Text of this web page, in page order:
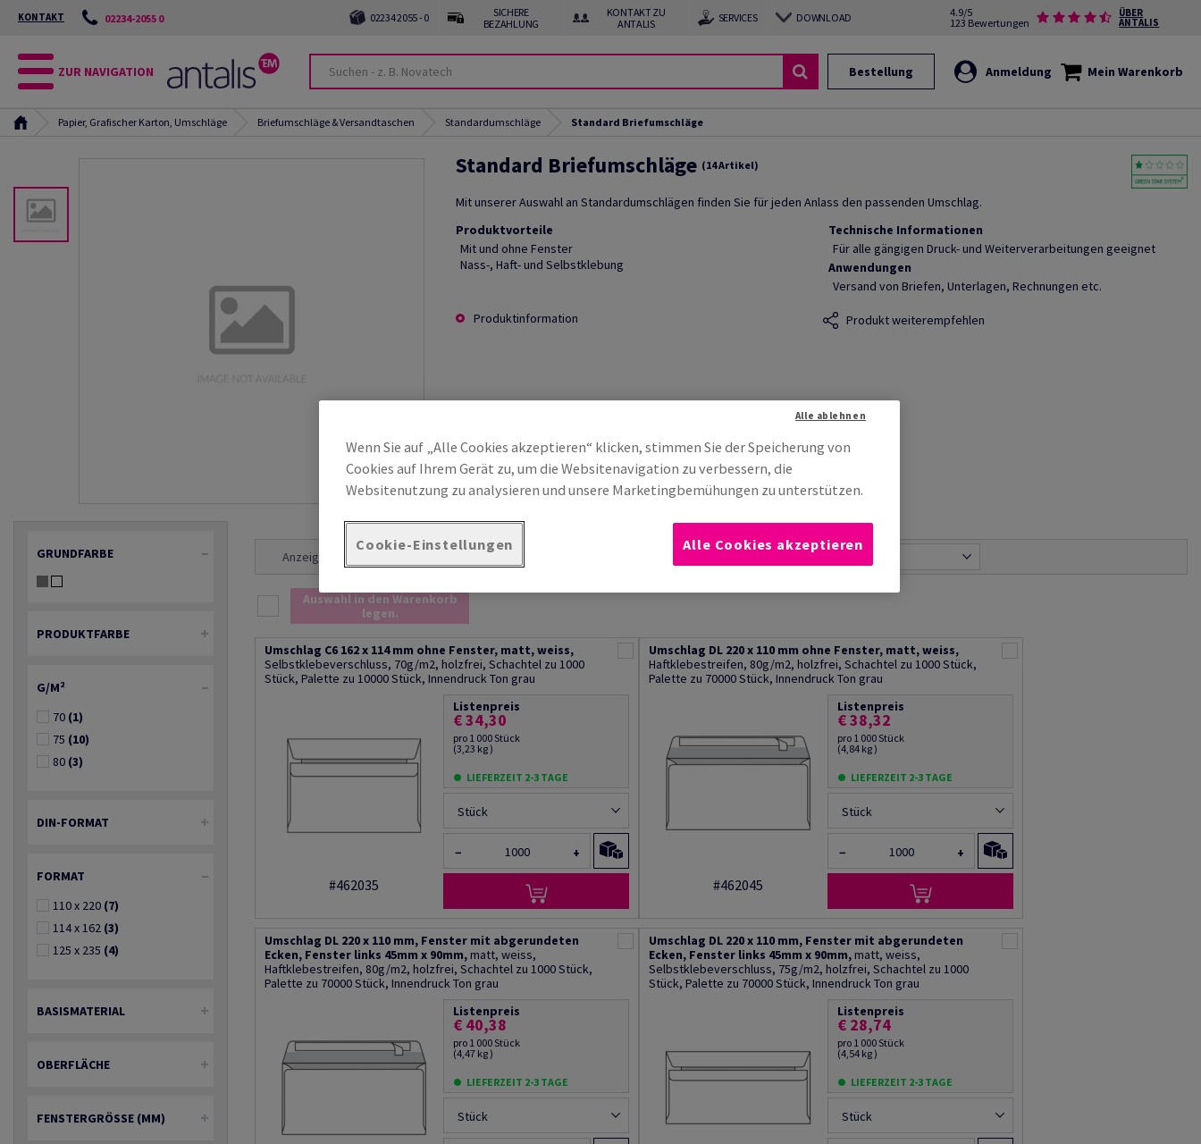
KONTAKT 02234-2055 0 02234 2055 - 0
SICHERE
BEZAHLUNG
KONTAKT ZU
ANTALIS
SERVICES DOWNLOAD
4.9/5
123 Bewertungen
ÜBER
ANTALIS
ZUR NAVIGATION Bestellung Anmeldung Mein Warenkorb
Papier, Grafischer Karton, Umschläge Briefumschläge & Versandtaschen Standardumschläge Standard Briefumschläge
Standard Briefumschläge (14 Artikel)
Mit unserer Auswahl an Standardumschlägen finden Sie für jeden Anlass den passenden Umschlag.
Produktvorteile
Mit und ohne Fenster
Nass-, Haft- und Selbstklebung
Technische Informationen
Für alle gängigen Druck- und Weiterverarbeitungen geeignet
Anwendungen
Versand von Briefen, Unterlagen, Rechnungen etc.
Produktinformation
Produkt weiterempfehlen
GRUNDFARBE
PRODUKTFARBE
G/M²
70 (1)
75 (10)
80 (3)
DIN-FORMAT
FORMAT
110 x 220 (7)
114 x 162 (3)
125 x 235 (4)
BASISMATERIAL
OBERFLÄCHE
FENSTERGRÖSSE (MM)
Anzeige 1 - 14 Ergebnis (se) nach Ihrer Suche 14
Auswahl in den Warenkorb
legen.
Umschlag C6 162 x 114 mm ohne Fenster, matt, weiss,
Selbstklebeverschluss, 70g/m2, holzfrei, Schachtel zu 1000
Stück, Palette zu 10000 Stück, Innendruck Ton grau
#462035
Listenpreis
€ 34,30
pro 1 000 Stück
(3,23 kg )
LIEFERZEIT 2-3 TAGE
Stück
− +
Umschlag DL 220 x 110 mm ohne Fenster, matt, weiss,
Haftklebestreifen, 80g/m2, holzfrei, Schachtel zu 1000 Stück,
Palette zu 70000 Stück, Innendruck Ton grau
#462045
Listenpreis
€ 38,32
pro 1 000 Stück
(4,84 kg )
LIEFERZEIT 2-3 TAGE
Stück
− +
Umschlag DL 220 x 110 mm, Fenster mit abgerundeten
Ecken, Fenster links 45mm x 90mm,matt, weiss,
Haftklebestreifen, 80g/m2, holzfrei, Schachtel zu 1000 Stück,
Palette zu 70000 Stück, Innendruck Ton grau
Listenpreis
€ 40,38
pro 1 000 Stück
(4,47 kg )
LIEFERZEIT 2-3 TAGE
Stück
Umschlag DL 220 x 110 mm, Fenster mit abgerundeten
Ecken, Fenster links 45mm x 90mm,matt, weiss,
Selbstklebeverschluss, 75g/m2, holzfrei, Schachtel zu 1000
Stück, Palette zu 70000 Stück, Innendruck Ton grau
Listenpreis
€ 28,74
pro 1 000 Stück
(4,54 kg )
LIEFERZEIT 2-3 TAGE
Stück
Wenn Sie auf „Alle Cookies akzeptieren“ klicken, stimmen Sie der Speicherung von
Cookies auf Ihrem Gerät zu, um die Websitenavigation zu verbessern, die
Websitenutzung zu analysieren und unsere Marketingbemühungen zu unterstützen.
Cookie-Einstellungen
Alle ablehnen
Alle Cookies akzeptieren